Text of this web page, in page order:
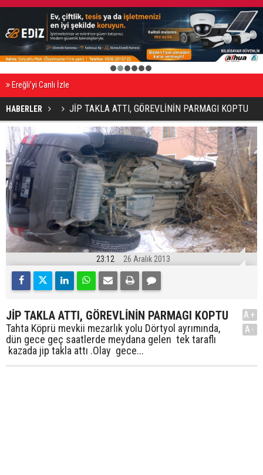
2 3 4 5 6
Ereğli’yi Canlı İzle
HABERLER JİP TAKLA ATTI, GÖREVLİNİN PARMAGI KOPTU
23:12 26 Aralık 2013
JİP TAKLA ATTI, GÖREVLİNİN PARMAGI KOPTU
Tahta Köprü mevkii mezarlık yolu Dörtyol ayrımında,
dün gece geç saatlerde meydana gelen tek taraflı
kazada jip takla attı .Olay gece...
A+
A-